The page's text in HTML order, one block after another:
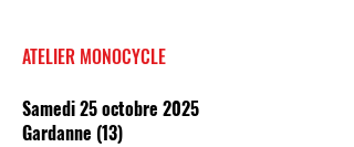
ATELIER MONOCYCLE
Samedi 25 octobre 2025
Gardanne (13)